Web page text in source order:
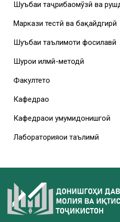
Шуъбаи таҷрибаомӯзӣ ва
Маркази тестӣ ва бақайдгирӣ
Шуъбаи таълимоти фосилавӣ
Шурои илмӣ-методӣ
Факултетҳо
Кафедраҳо
Кафедраҳои умумидонишгоҳӣ
Лабораторияҳои таълимӣ